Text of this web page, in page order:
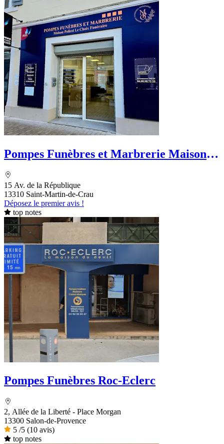
Pompes Funèbres et Marbrerie Maison
15 Av. de la République
13310 Saint-Martin-de-Crau
Déposez le premier avis !
top notes
Pompes Funèbres Roc-Eclerc
2, Allée de la Liberté - Place Morgan
13300 Salon-de-Provence
5 /5 (10 avis)
top notes